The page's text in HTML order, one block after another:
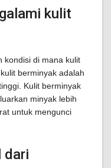
kulit
kondisi di mana kulit
berminyak adalah
Kulit berminyak
minyak lebih
untuk mengunci
dari